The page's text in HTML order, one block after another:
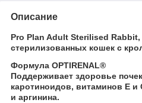
Описание
Pro Plan Adult Sterilised
стерилизованных кошек с
Формула OPTIRENAL®
Поддерживает здоровье
каротиноидов, витаминов Е
и аргинина.